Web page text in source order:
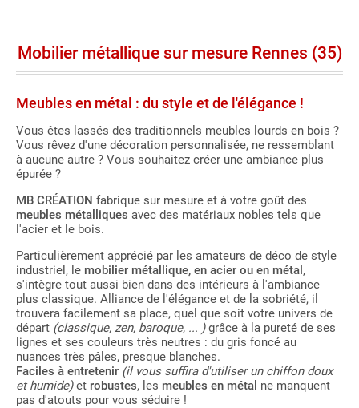
Mobilier métallique sur mesure Rennes (35)
Meubles en métal : du style et de l'élégance !
Vous êtes lassés des traditionnels meubles lourds en bois ?
Vous rêvez d'une décoration personnalisée, ne ressemblant
à aucune autre ? Vous souhaitez créer une ambiance plus
épurée ?
MB CRÉATION fabrique sur mesure et à votre goût des
meubles métalliques avec des matériaux nobles tels que
l'acier et le bois.
Particulièrement apprécié par les amateurs de déco de style
industriel, le mobilier métallique, en acier ou en métal ,
s'intègre tout aussi bien dans des intérieurs à l'ambiance
plus classique. Alliance de l'élégance et de la sobriété, il
trouvera facilement sa place, quel que soit votre univers de
départ (classique, zen, baroque, ... )grâce à la pureté de ses
lignes et ses couleurs très neutres : du gris foncé au
nuances très pâles, presque blanches.
Faciles à entretenir (il vous suffira d'utiliser un chiffon doux
et humide)et robustes, les meubles en métal ne manquent
pas d'atouts pour vous séduire !